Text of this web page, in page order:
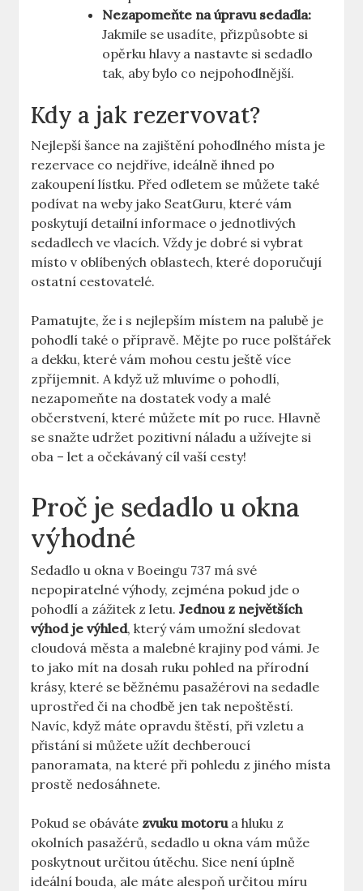
Nezapomeňte ‍na úpravu sedadla:
Jakmile se usadíte, přizpůsobte si
opěrku hlavy a ​nastavte si sedadlo‍
tak, aby bylo co nejpohodlnější.
Kdy a jak rezervovat?
Nejlepší šance na zajištění pohodlného místa je
rezervace co nejdříve, ideálně ⁣ihned po
zakoupení lístku. Před odletem se můžete‌ také
podívat⁣ na weby jako ⁢SeatGuru, které vám
poskytují detailní informace o jednotlivých
sedadlech ve vlacích. ​Vždy je dobré si vybrat
místo v oblíbených oblastech, které doporučují
ostatní cestovatelé.
Pamatujte, že i s ‍nejlepším místem na palubě je
pohodlí také ⁣o přípravě. ⁣Mějte po ruce polštářek
a dekku, které vám mohou cestu ještě více
zpříjemnit. A když už ⁣mluvíme ⁣o pohodlí,
⁤nezapomeňte na dostatek vody a malé
občerstvení, které můžete mít po ruce.⁣ Hlavně
se snažte udržet ⁢pozitivní náladu​ a užívejte si
oba – let a očekávaný cíl vaší cesty!
Proč⁤ je sedadlo u okna
výhodné
Sedadlo u okna v Boeingu⁣ 737 má své
nepopiratelné⁤ výhody, zejména pokud jde ​o
pohodlí ​a zážitek z letu.Jednou z největších
výhod je výhled, který vám umožní sledovat
cloudová ⁢města a malebné krajiny pod vámi.⁣ Je
to jako mít ​na dosah ruku pohled na přírodní
krásy, které⁢ se běžnému pasažérovi ⁣na sedadle⁤
uprostřed či na chodbě jen tak nepoštěstí.⁤
Navíc, když máte opravdu štěstí, při vzletu a
přistání si můžete užít dechberoucí
panoramata, na které při pohledu z jiného místa
prostě⁤ nedosáhnete.
Pokud se obáváte zvuku ⁤motorua hluku z
okolních pasažérů, sedadlo u okna vám může
‌poskytnout⁣ určitou útěchu. Sice není úplně
ideální bouda, ale máte alespoň určitou míru